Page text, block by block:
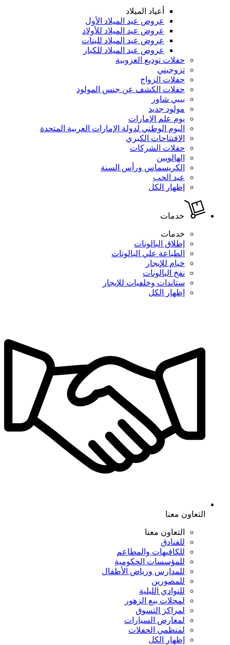
أعياد الميلاد
عروض عيد الميلاد الأول
عروض عيد الميلاد للأولاد
عروض عيد الميلاد للبنات
عروض عيد الميلاد للكبار
حفلات توديع العزوبية
تزوجيني
حفلات الزواج
حفلات الكشف عن جنس المولود
بيبي شاور
مولود جديد
يوم علم الإمارات
اليوم الوطني لدولة الإمارات العربية المتحدة
الافتتاحات الكبري
حفلات الشركات
الهالويين
الكريسماس ورأس السنة
عيد الحب
إظهار الكل
خدمات
خدمات
إطلاق البالونات
الطباعة علي البالونات
خيام للإيجار
نفخ البالونات
ستاندات وخلفيات للإيجار
إظهار الكل
التعاون معنا
التعاون معنا
للفنادق
للكافيهات والمطاعم
للمؤسسات الحكومية
للمدارس ورياض الأطفال
للمصورين
للنوادي الليلية
لمحلات بيع الزهور
لمراكز التسوق
لمعارض السيارات
لمنظمي الحفلات
إظهار الكل